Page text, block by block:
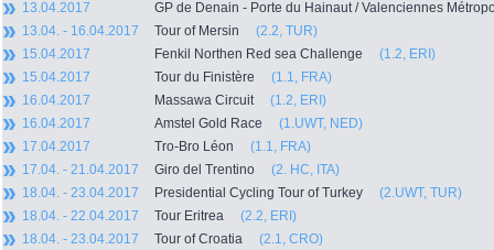
13.04.2017
GP de Denain - Porte du Hainaut / Valenciennes
13.04. - 16.04.2017
Tour of Mersin (2.2, TUR)
15.04.2017
Fenkil Northen Red sea Challenge (1.2, ERI)
15.04.2017
Tour du Finistère (1.1, FRA)
16.04.2017
Massawa Circuit (1.2, ERI)
16.04.2017
Amstel Gold Race (1.UWT, NED)
17.04.2017
Tro-Bro Léon (1.1, FRA)
17.04. - 21.04.2017
Giro del Trentino (2. HC, ITA)
18.04. - 23.04.2017
Presidential Cycling Tour of Turkey (2.UWT, TUR)
18.04. - 22.04.2017
Tour Eritrea (2.2, ERI)
18.04. - 23.04.2017
Tour of Croatia (2.1, CRO)